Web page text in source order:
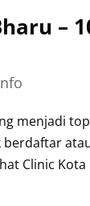
–
menjadi
Clinic Kota